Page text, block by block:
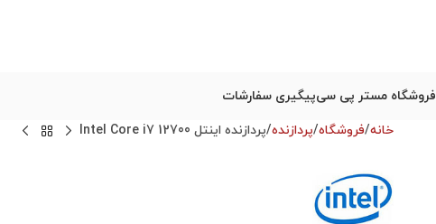
فروشگاه مستر پی سیپیگیری سفارشات
خانه فروشگاه پردازنده پردازنده اینتل Intel Core i7 12700